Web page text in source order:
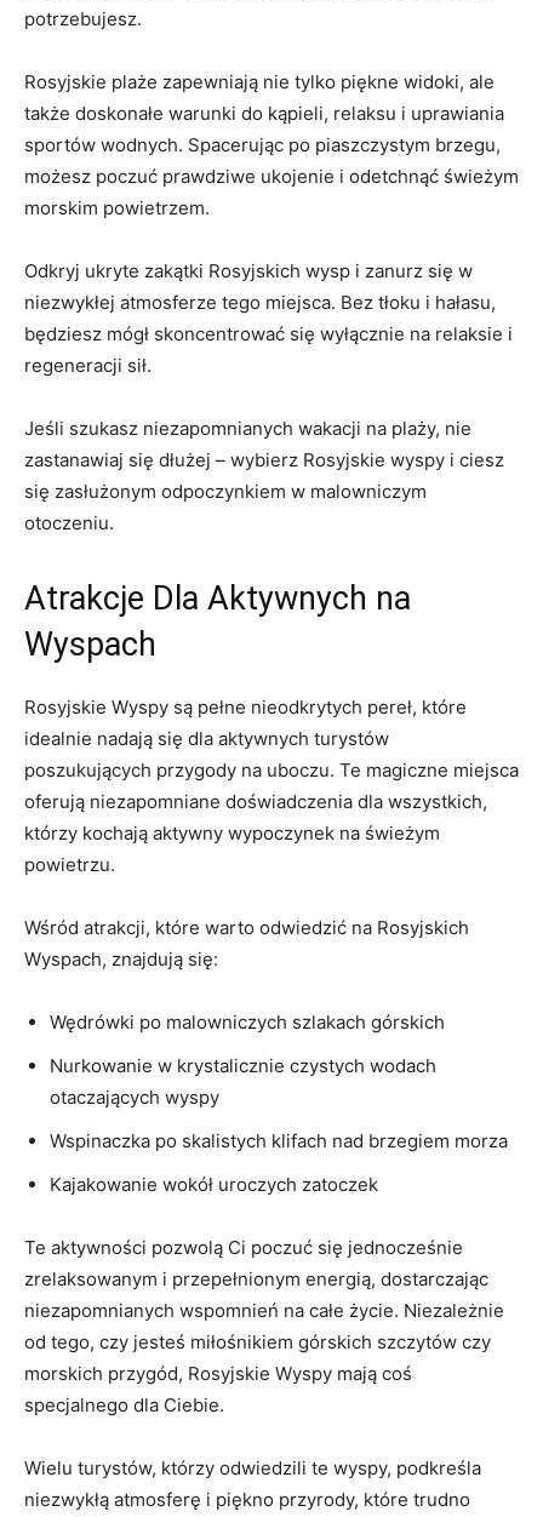
potrzebujesz.
Rosyjskie plaże‌ zapewniają nie tylko piękne widoki, ale
także doskonałe warunki do ⁤kąpieli, ‌relaksu i uprawiania
sportów ‌wodnych. ⁣Spacerując po piaszczystym brzegu,
możesz⁣ poczuć⁢ prawdziwe ukojenie i odetchnąć świeżym
morskim powietrzem.
Odkryj ukryte zakątki Rosyjskich⁤ wysp i ⁣zanurz się w
niezwykłej atmosferze tego miejsca. Bez tłoku i ‍hałasu,
będziesz mógł skoncentrować się‍ wyłącznie na relaksie i
regeneracji sił.
Jeśli⁤ szukasz niezapomnianych wakacji ‌na⁢ plaży, nie ​
zastanawiaj się dłużej – wybierz‌ Rosyjskie wyspy i ciesz
się zasłużonym​ odpoczynkiem w malowniczym
otoczeniu.
Atrakcje⁣ Dla Aktywnych na
Wyspach
Rosyjskie Wyspy​ są ‌pełne nieodkrytych​ pereł, które
idealnie nadają ⁢się dla aktywnych‍ turystów
poszukujących przygody na ⁢uboczu.​ Te magiczne miejsca
⁤oferują niezapomniane doświadczenia dla wszystkich,
którzy kochają ‌aktywny⁤ wypoczynek na świeżym⁤
powietrzu.
Wśród atrakcji, które warto odwiedzić na Rosyjskich
⁤Wyspach, znajdują się:
Wędrówki po malowniczych szlakach górskich
Nurkowanie w krystalicznie czystych wodach
otaczających wyspy
Wspinaczka⁤ po skalistych ⁤klifach nad brzegiem morza
Kajakowanie wokół uroczych ‌zatoczek
Te aktywności pozwolą⁢ Ci poczuć się jednocześnie
zrelaksowanym ⁢i⁢ przepełnionym energią, dostarczając
niezapomnianych wspomnień na całe życie. Niezależnie
od tego, czy jesteś miłośnikiem ​górskich szczytów czy‌
morskich przygód, Rosyjskie⁣ Wyspy mają coś
specjalnego dla Ciebie.
Wielu turystów, którzy odwiedzili​ te‍ wyspy, podkreśla‍
niezwykłą atmosferę i piękno przyrody, ​które trudno